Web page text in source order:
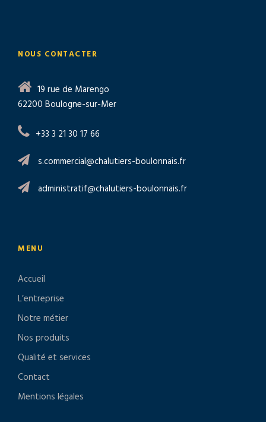
NOUS CONTACTER
19 rue de Marengo
62200 Boulogne-sur-Mer
+33 3 21 30 17 66
s.commercial@chalutiers-boulonnais.fr
administratif@chalutiers-boulonnais.fr
MENU
Accueil
L’entreprise
Notre métier
Nos produits
Qualité et services
Contact
Mentions légales